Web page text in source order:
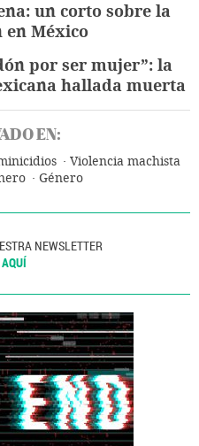
un corto sobre la
México
por ser mujer”: la
hallada muerta
EN:
Violencia machista
Género
NEWSLETTER